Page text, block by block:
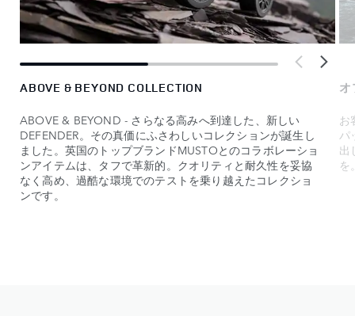
ABOVE & BEYOND COLLECTION
ABOVE & BEYOND - さらなる高みへ到達した、新しい
DEFENDER。その真価にふさわしいコレクションが誕生し
ました。英国のトップブランドMUSTOとのコラボレーショ
ンアイテムは、タフで革新的。クオリティと耐久性を妥協
なく高め、過酷な環境でのテストを乗り越えたコレクショ
ンです。
お
パ
出
を